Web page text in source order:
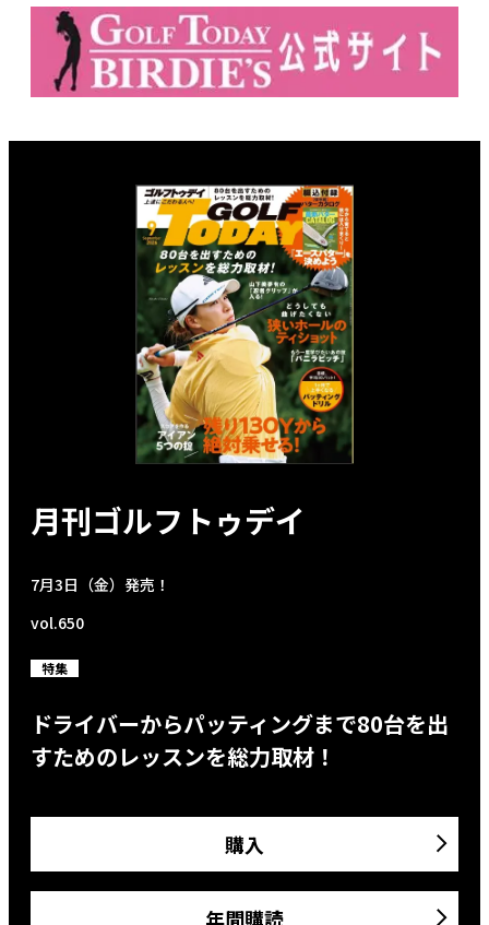
月刊ゴルフトゥデイ
7月3日（金）発売！
vol.650
特集
ドライバーからパッティングまで80台を出
すためのレッスンを総力取材！
購入
年間購読